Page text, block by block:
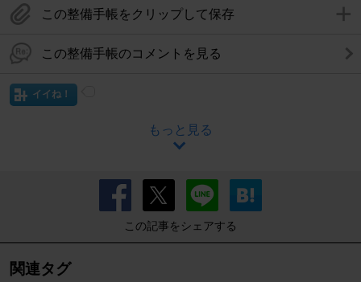
この整備手帳をクリップして保存
この整備手帳のコメントを見る
イイね！
もっと見る
この記事をシェアする
関連タグ